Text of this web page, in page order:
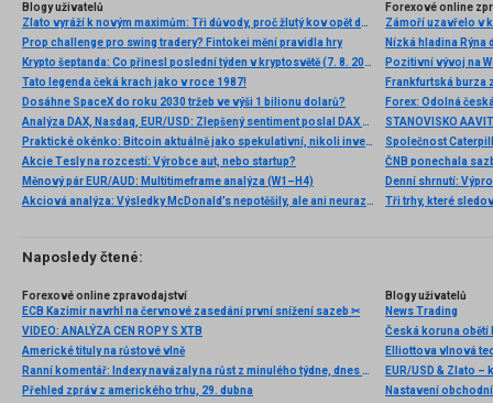
Blogy uživatelů
Zlato vyráží k novým maximům: Tři důvody, proč žlutý kov opět dominuje
Prop challenge pro swing tradery? Fintokei mění pravidla hry
Krypto šeptanda: Co přinesl poslední týden v kryptosvětě (7. 8. 2026)
Tato legenda čeká krach jako v roce 1987!
Dosáhne SpaceX do roku 2030 tržeb ve výši 1 bilionu dolarů?
Analýza DAX, Nasdaq, EUR/USD: Zlepšený sentiment poslal DAX na nová maxima
Praktické okénko: Bitcoin aktuálně jako spekulativní, nikoli investiční aktivum
Akcie Tesly na rozcestí: Výrobce aut, nebo startup?
Měnový pár EUR/AUD: Multitimeframe analýza (W1–H4)
Akciová analýza: Výsledky McDonald’s nepotěšily, ale ani neurazily. Jakou vizi společnost prezentovala?
Forexové online
Nízká hladina
Pozitivní vývoj na
Frankfurtská burza
Denní shrnutí:
Tři trhy, které
Naposledy čtené:
Forexové online zpravodajství
ECB Kazimir navrhl na červnové zasedání první snížení sazeb ✂
VIDEO: ANALÝZA CEN ROPY S XTB
Americké tituly na růstové vlně
Ranní komentář: Indexy navázaly na růst z minulého týdne, dnes americká inflace
Přehled zpráv z amerického trhu, 29. dubna
Blogy uživatelů
News Trading
Česká koruna
EUR/USD & Zlato